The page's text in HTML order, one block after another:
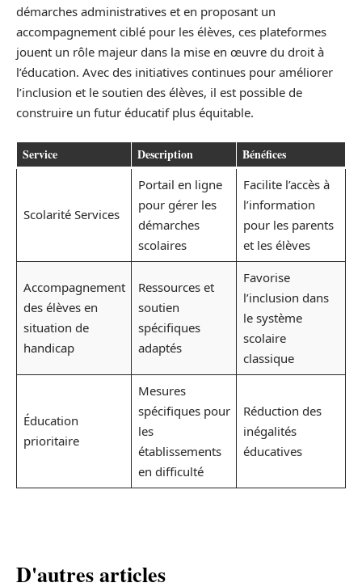
démarches administratives et en proposant un
accompagnement ciblé pour les élèves, ces plateformes
jouent un rôle majeur dans la mise en œuvre du droit à
l’éducation. Avec des initiatives continues pour améliorer
l’inclusion et le soutien des élèves, il est possible de
construire un futur éducatif plus équitable.
Service Description Bénéfices
Scolarité Services
Portail en ligne
pour gérer les
démarches
scolaires
Facilite l’accès à
l’information
pour les parents
et les élèves
Accompagnement
des élèves en
situation de
handicap
Ressources et
soutien
spécifiques
adaptés
Favorise
l’inclusion dans
le système
scolaire
classique
Éducation
prioritaire
Mesures
spécifiques pour
les
établissements
en difficulté
Réduction des
inégalités
éducatives
D'autres articles